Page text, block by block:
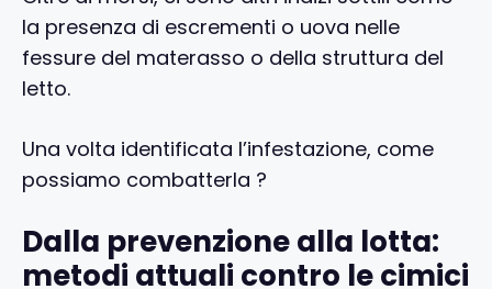
la presenza di escrementi o uova nelle
fessure del materasso o della struttura del
letto.
Una volta identificata l’infestazione, come
possiamo combatterla ?
Dalla prevenzione alla lotta:
metodi attuali contro le cimici